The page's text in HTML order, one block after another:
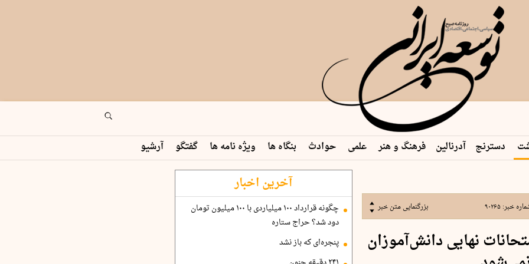
م…
دسترنج آدرنالین فرهنگ و هنر علمی حوادث بنگاه ها ویژه نامه ها گفتگو آرشیو
خبر:۹۰۲۶۵ بزرگنمایی متن خبر
نهایی دانش‌آموزان
آخرین اخبار
چگونه قرارداد ۱۰۰ میلیاردی با ۱۰۰ میلیون تومان
دود شد؟ حراج ستاره
پنجره‌ای که باز نشد